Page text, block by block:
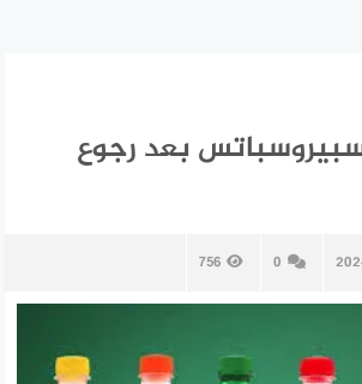
بعد رجوع
0
756